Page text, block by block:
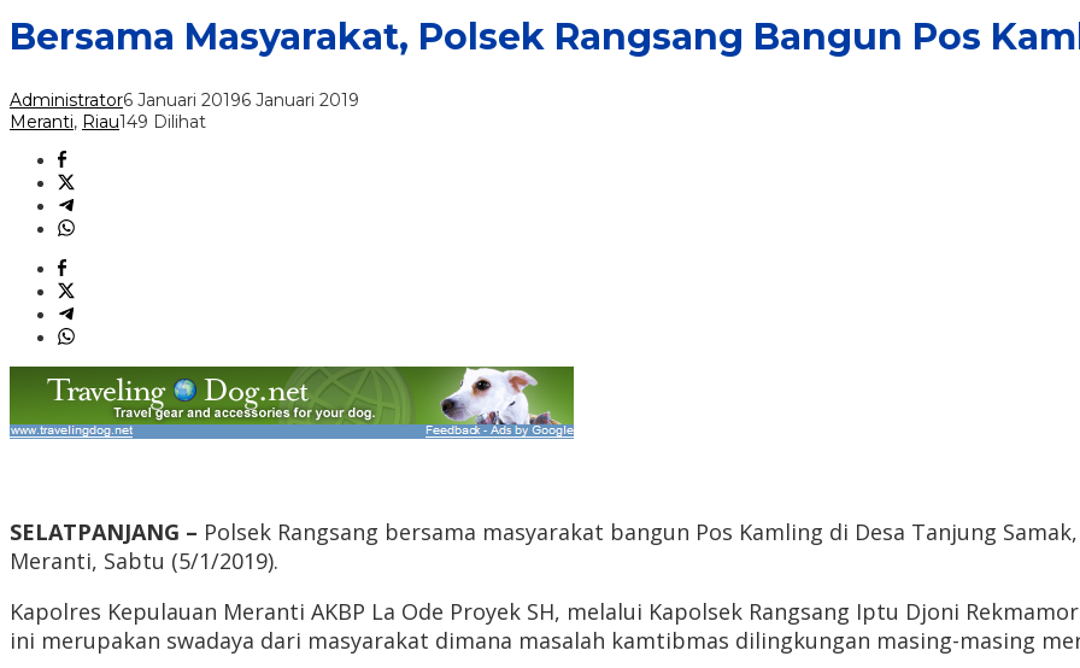
Bersama Masyarakat, Polsek Rangsang Bangun Pos
Administrator6 Januari 20196 Januari 2019
Meranti, Riau149 Dilihat
SELATPANJANG – Polsek Rangsang bersama masyarakat bangun Pos Kamling di Desa Tanjung
Meranti, Sabtu (5/1/2019).
Kapolres Kepulauan Meranti AKBP La Ode Proyek SH, melalui Kapolsek Rangsang Iptu Djoni
ini merupakan swadaya dari masyarakat dimana masalah kamtibmas dilingkungan masing-masing